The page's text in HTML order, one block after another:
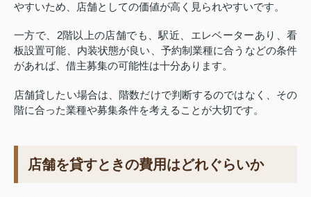
やすいため、店舗としての価値が高く見られやすいです。
一方で、2階以上の店舗でも、駅近、エレベーターあり、看
板設置可能、内装状態が良い、予約制業種に合うなどの条件
があれば、借主募集の可能性は十分あります。
店舗貸したい場合は、階数だけで判断するのではなく、その
階に合った業種や募集条件を考えることが大切です。
店舗を貸すときの費用はどれぐらいか